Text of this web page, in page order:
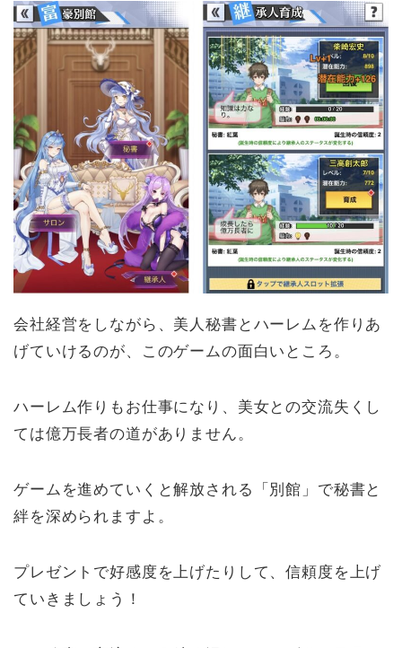
会社経営をしながら、美人秘書とハーレムを作りあ
げていけるのが、このゲームの面白いところ。
ハーレム作りもお仕事になり、美女との交流失くし
ては億万長者の道がありません。
ゲームを進めていくと解放される「別館」で秘書と
絆を深められますよ。
プレゼントで好感度を上げたりして、信頼度を上げ
ていきましょう！